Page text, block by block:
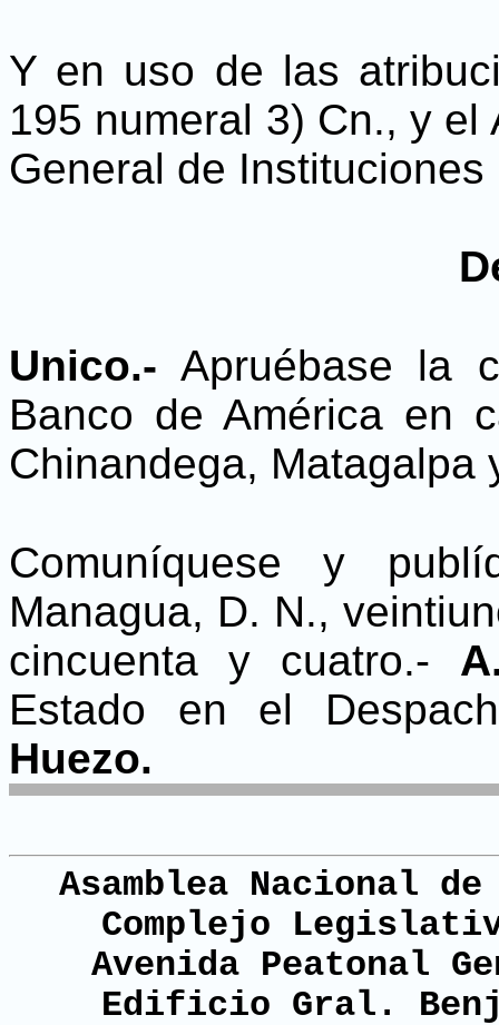
Y en uso de las
195 numeral 3) Cn., y
General de
Unico.- Apruébase la
Banco de América en
Chinandega, Matagalpa
Comuníquese y
Managua, D. N.,
cincuenta y cuatro.-
Estado en el
Huezo.
Asamblea Nacional
Complejo
Avenida Peatonal
Edificio Gral.